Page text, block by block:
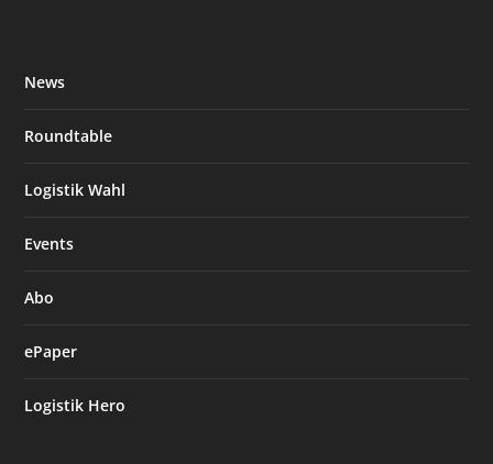
News
Roundtable
Logistik Wahl
Events
Abo
ePaper
Logistik Hero